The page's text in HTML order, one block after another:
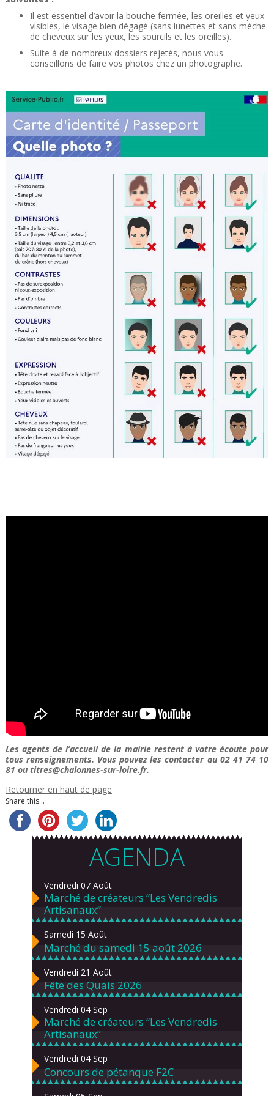
Il est essentiel d’avoir la bouche fermée, les oreilles et yeux
visibles, le visage bien dégagé (sans lunettes et sans mèche
de cheveux sur les yeux, les sourcils et les oreilles).
Suite à de nombreux dossiers rejetés, nous vous
conseillons de faire vos photos chez un photographe.
Les agents de l’accueil de la mairie restent à votre écoute pour
tous renseignements. Vous pouvez les contacter au 02 41 74 10
81 ou titres@chalonnes-sur-loire.fr.
Retourner en haut de page
Share this...
AGENDA
Vendredi 07 Août
Marché de créateurs “Les Vendredis
Artisanaux”
Samedi 15 Août
Marché du samedi 15 août 2026
Vendredi 21 Août
Fête des Quais 2026
Vendredi 04 Sep
Marché de créateurs “Les Vendredis
Artisanaux”
Vendredi 04 Sep
Concours de pétanque F2C